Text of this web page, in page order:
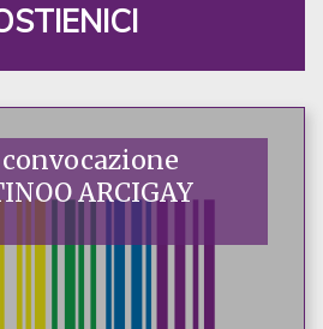
convocazione
ARCIGAY